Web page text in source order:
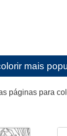
mais
páginas para